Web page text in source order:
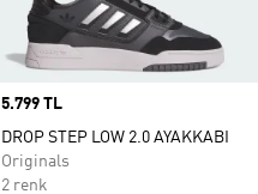
Price
5.799 TL
DROP STEP LOW 2.0 AYAKKABI
Originals
2 renk